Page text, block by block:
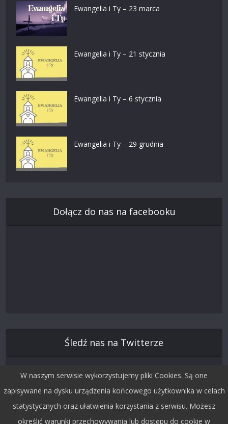
Ewangelia i Ty – 23 marca
Ewangelia i Ty – 21 stycznia
Ewangelia i Ty – 6 stycznia
Ewangelia i Ty – 29 grudnia
Dołącz do nas na facebooku
Śledź nas na Twitterze
W naszym serwisie wykorzystujemy pliki Cookies. Są one
zapisywane na dysku urządzenia końcowego użytkownika w celach
statystycznych oraz ułatwienia korzystania z serwisu. Możesz
określić warunki przechowywania lub dostępu do cookie w